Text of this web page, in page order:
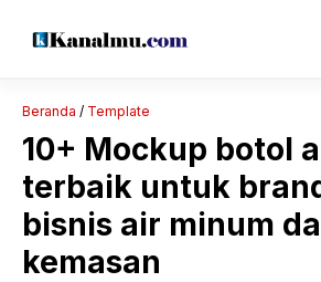
Beranda / Template
10+ Mockup botol
terbaik untuk
bisnis air minum
kemasan